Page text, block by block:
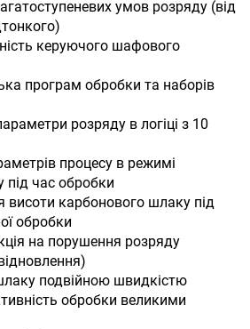
умов розряду (від
керуючого шафового
програм обробки та наборів
розряду в логіці з 10
процесу в режимі
під час обробки
карбонового шлаку під
обробки
на порушення розряду
подвійною швидкістю
обробки великими